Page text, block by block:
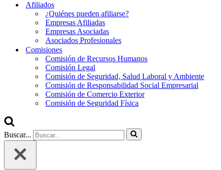
Afiliados
¿Quiénes pueden afiliarse?
Empresas Afiliadas
Empresas Asociadas
Asociados Profesionales
Comisiones
Comisión de Recursos Humanos
Comisión Legal
Comisión de Seguridad, Salud Laboral y Ambiente
Comisión de Responsabilidad Social Empresarial
Comisión de Comercio Exterior
Comisión de Seguridad Física
Buscar...